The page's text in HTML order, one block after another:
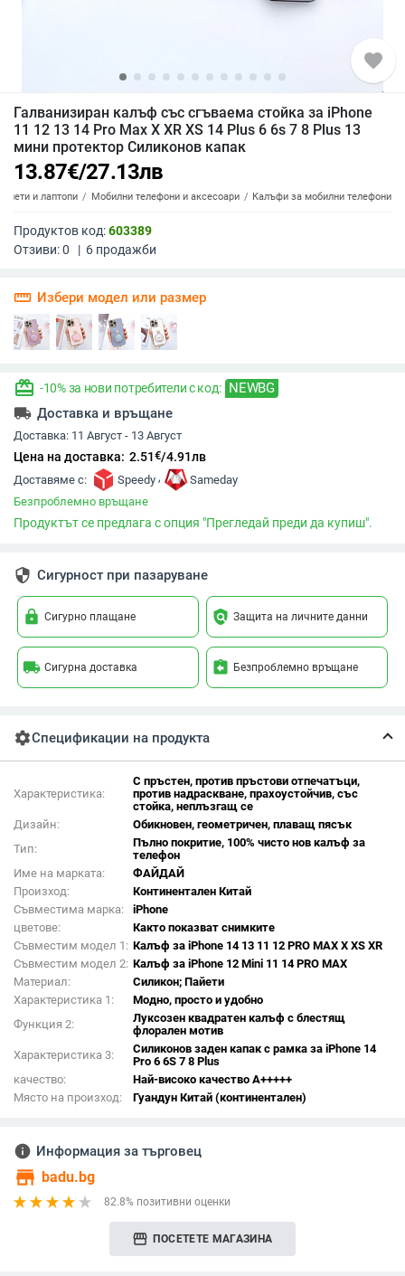
favorite
Галванизиран калъф със сгъваема стойка за iPhone
11 12 13 14 Pro Max X XR XS 14 Plus 6 6s 7 8 Plus 13
мини протектор Силиконов капак
13.87€/27.13лв
и лаптопи Мобилни телефони и аксесоари Калъфи за мобилни телефони
Продуктов код:603389
Отзиви:0 | 6 продажби
straighten Избери модел или размер
redeem -10% за нови потребители с код: NEWBG
local_shipping Доставка и връщане
Доставка: 11 Август - 13 Август
Цена на доставка: 2.51€/4.91лв
Доставяме с: Speedy ,
Sameday
Безпроблемно връщане
Продуктът се предлага с опция "Прегледай преди да купиш".
security Сигурност при пазаруване
lock Сигурно плащане policy Защита на личните данни
local_shipping Сигурна доставка assignment_return Безпроблемно връщане
settingsСпецификации на продукта
Характеристика:
С пръстен, против пръстови отпечатъци,
против надраскване, прахоустойчив, със
стойка, неплъзгащ се
Дизайн:
Обикновен, геометричен, плаващ пясък
Тип:
Пълно покритие, 100% чисто нов калъф за
телефон
Име на марката:
ФАЙДАЙ
Произход:
Континентален Китай
Съвместима марка:
iPhone
цветове:
Както показват снимките
Съвместим модел 1: Калъф за iPhone 14 13 11 12 PRO MAX X XS XR
Съвместим модел 2: Калъф за iPhone 12 Mini 11 14 PRO MAX
Материал:
Силикон; Пайети
Характеристика 1:
Модно, просто и удобно
Функция 2:
Луксозен квадратен калъф с блестящ
флорален мотив
Характеристика 3:
Силиконов заден капак с рамка за iPhone 14
Pro 6 6S 7 8 Plus
качество:
Най-високо качество A+++++
Място на произход:
Гуандун Китай (континентален)
info Информация за търговец
store badu.bg
82.8% позитивни оценки
storefront ПОСЕТЕТЕ МАГАЗИНА